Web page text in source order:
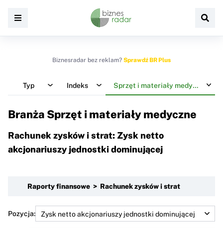
Biznesradar bez reklam? Sprawdź BR Plus
Typ Indeks Sprzęt i materiały medyczne
Branża Sprzęt i materiały medyczne
Rachunek zysków i strat: Zysk netto
akcjonariuszy jednostki dominującej
Raporty finansowe > Rachunek zysków i strat
Pozycja: